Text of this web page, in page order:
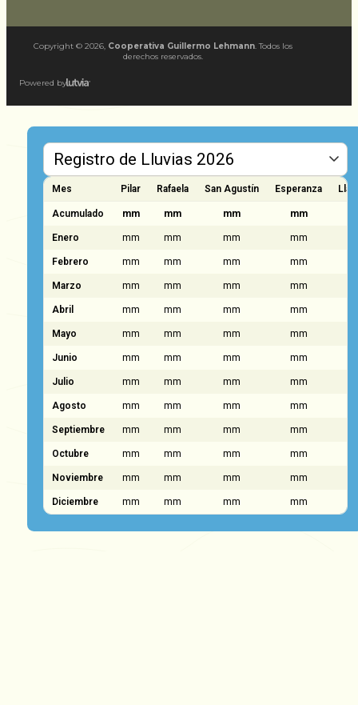
Copyright © 2026, Cooperativa Guillermo Lehmann. Todos los
derechos reservados.
Powered by
Mes Pilar Rafaela San Agustín Esperanza
Acumulado mm mm mm mm
Enero mm mm mm mm
Febrero mm mm mm mm
Marzo mm mm mm mm
Abril mm mm mm mm
Mayo mm mm mm mm
Junio mm mm mm mm
Julio mm mm mm mm
Agosto mm mm mm mm
Septiembre mm mm mm mm
Octubre mm mm mm mm
Noviembre mm mm mm mm
Diciembre mm mm mm mm